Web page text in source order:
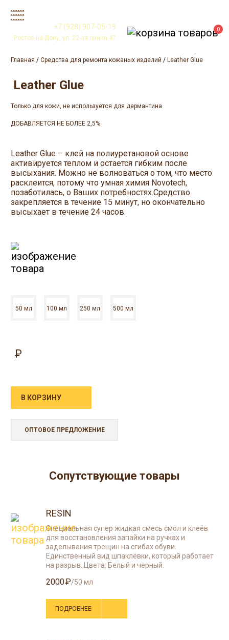
+7 (928) 907-05-19
Ростов-на-Дону, ул. 22-ая линия 47
0
Главная / Средства для ремонта кожаных изделий / Leather Glue
Leather Glue
Только для кожи, не используется для дермантина
ДОБАВЛЯЕТСЯ НЕ БОЛЕЕ 2,5%
Leather Glue – клей на полиуретановой основе
активируется теплом и остается гибким после
высыхания. Можно не волноваться о том, что место
расклеится, потому что умная химия Novotech,
позаботилась, о Ваших потребностях.Средство
закрепляется в течение 15 минут, но окончательно
высыхает в течение 24 часов.
50 мл 100 мл 250 мл 500 мл
В КОРЗИНУ
ОПТОВОЕ ПРЕДЛОЖЕНИЕ
Сопутствующие товары
RESIN
Специальная супер жидкая смесь смол и клеёв
для восстановления запайки на ручках и
заделывания трещин на сгибах обуви.
Единственный вид шпаклёвки, который работает
на разрыв. Цвета: Белый и черный.
ПОДРОБНЕЕ
2000 /50 мл